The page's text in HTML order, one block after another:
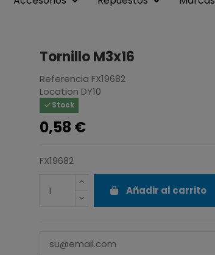
Tornillo M3x16
Referencia FX19682
Location DY10
Stock
0,58 €
FX19682
Añadir al carrito